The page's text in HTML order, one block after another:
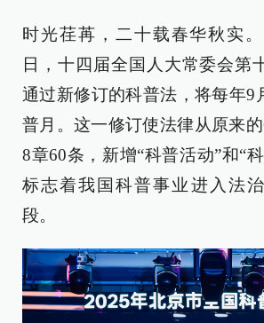
时光荏苒，二十载春华秋实
日，十四届全国人大常委会第
通过新修订的科普法，将每年9
普月。这一修订使法律从原来
8章60条，新增“科普活动”和“
标志着我国科普事业进入法
段。​